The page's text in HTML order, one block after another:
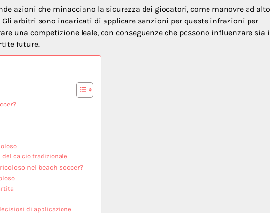
azioni che minacciano la sicurezza dei giocatori, come manovre ad alto
arbitri sono incaricati di applicare sanzioni per queste infrazioni per
una competizione leale, con conseguenze che possono influenzare sia i
future.
del calcio tradizionale
nel beach soccer?
di applicazione